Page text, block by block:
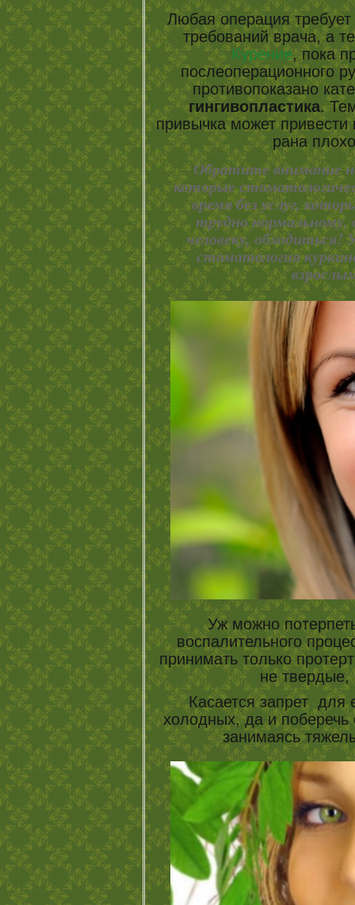
Любая операция
требований врача, а
Курение, пока
послеоперационного
противопоказано
гингивопластика.
привычка может
рана
Обратите внимание
которые
время без услуг,
трудно нормальному,
человеку,
стоматология
Уж можно
воспалительного
принимать только
не твердые,
Касается запрет для
холодных, да и поберечь
занимаясь